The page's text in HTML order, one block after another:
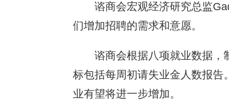
谘商会宏观经济研究总监
们增加招聘的需求和意愿。
谘商会根据八项就业数据，
标包括每周初请失业金人数报
业有望将进一步增加。